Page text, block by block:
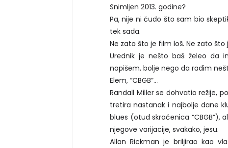
Snimljen 2013. godine?
Pa, nije ni čudo što sam bio
tek sada.
Ne zato što je film loš. Ne zato
Urednik je nešto baš želeo da
napišem, bolje nego da radim
Elem, “CBGB”…
Randall Miller se dohvatio režije,
tretira nastanak i najbolje dane
blues (otud skraćenica “CBGB”),
njegove varijacije, svakako, jesu.
Allan Rickman je briljirao kao